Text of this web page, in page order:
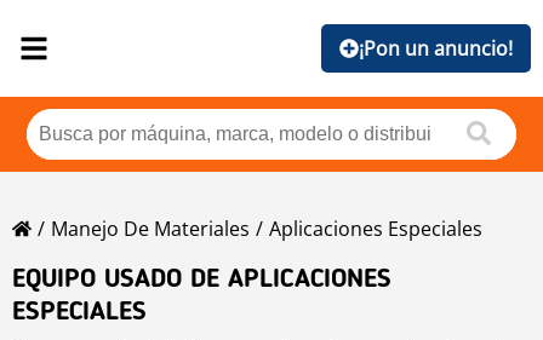
¡Pon un anuncio!
Manejo De Materiales
Aplicaciones Especiales
EQUIPO USADO DE APLICACIONES
ESPECIALES